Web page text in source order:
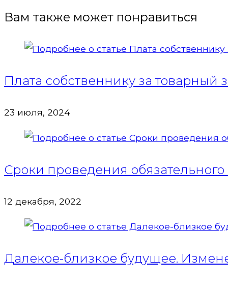
Вам также может понравиться
Плата собственнику за товарный
23 июля, 2024
Сроки проведения
12 декабря, 2022
Далекое-близкое будущее.